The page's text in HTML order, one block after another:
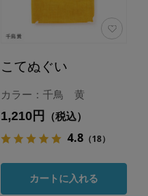
こてぬぐい
カラー：千鳥 黄
1,210円 （税込）
4.8（18）
カートに入れる